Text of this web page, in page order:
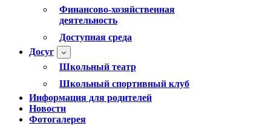
Финансово-хозяйственная
деятельность
Доступная среда
Досуг
Школьный театр
Школьный спортивный клуб
Информация для родителей
Новости
Фотогалерея